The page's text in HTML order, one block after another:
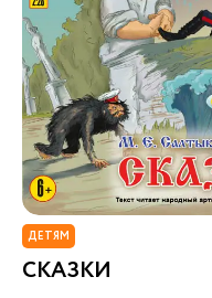
ДЕТЯМ
СКАЗКИ